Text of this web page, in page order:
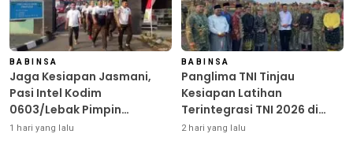
BABINSA
Jaga Kesiapan Jasmani,
Pasi Intel Kodim
0603/Lebak Pimpin
Pembinaan Fisik Rutin
1 hari yang lalu
BABINSA
Panglima TNI Tinjau
Kesiapan Latihan
Terintegrasi TNI 2026 di
Dabo Singkep
2 hari yang lalu